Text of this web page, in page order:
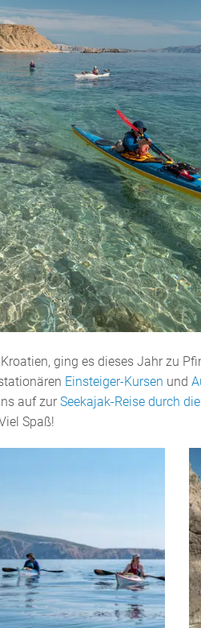
ging es dieses Jahr zu
Einsteiger-Kursen und
auf zur Seekajak-Reise durch
Spaß!